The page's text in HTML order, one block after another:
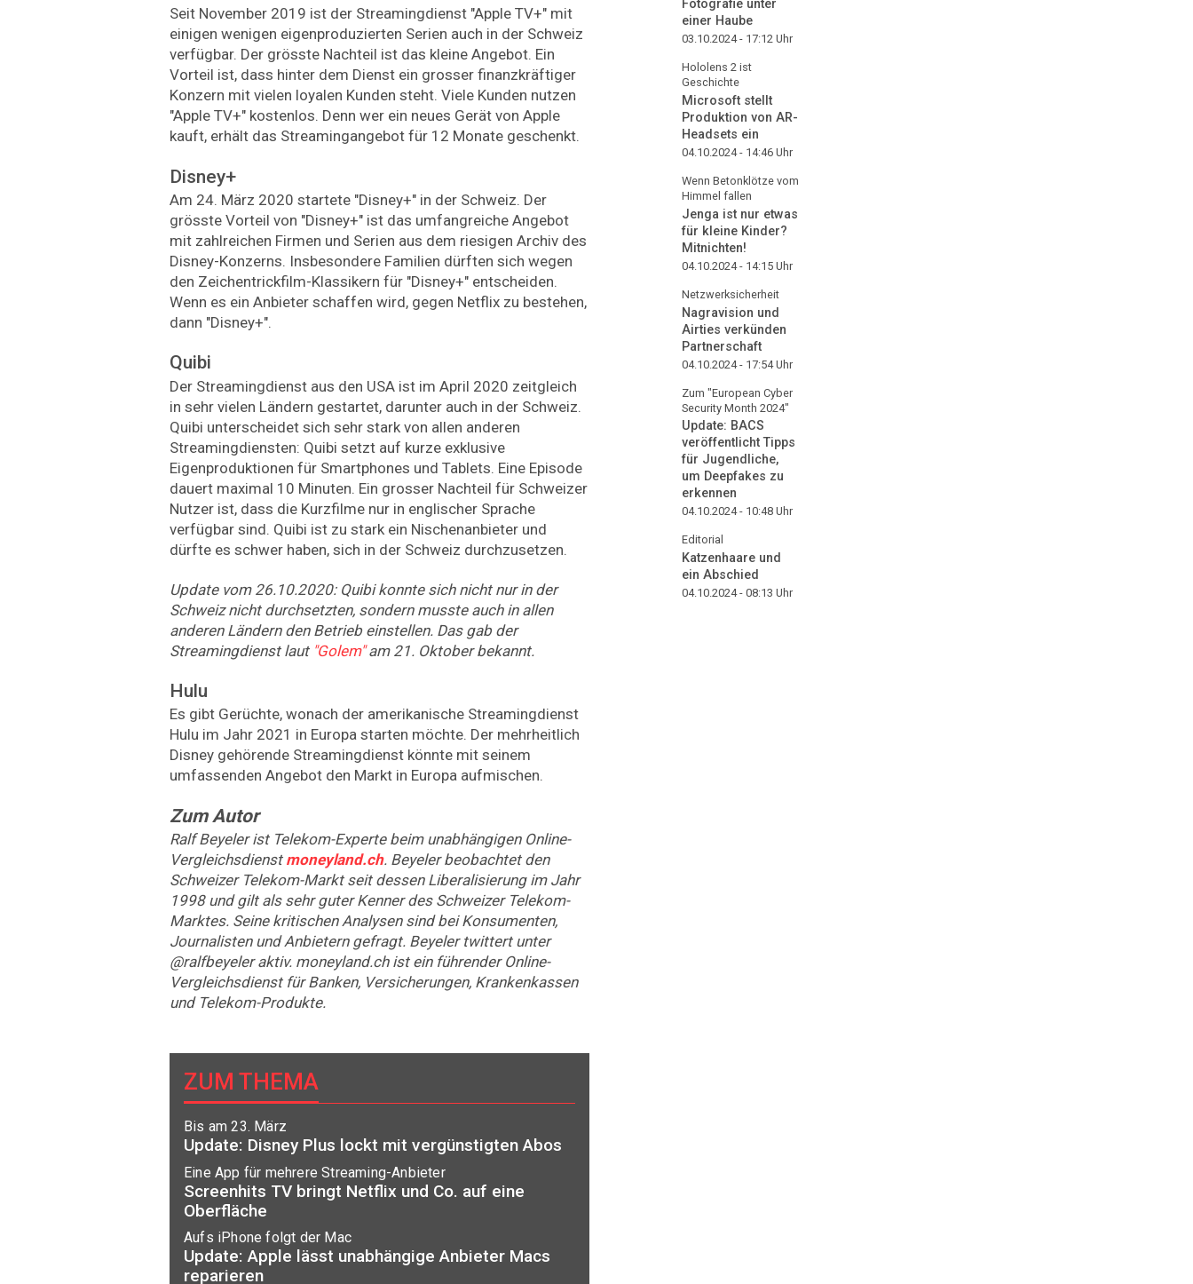
Seit November 2019 ist der Streamingdienst "Apple TV+" mit
einigen wenigen eigenproduzierten Serien auch in der Schweiz
verfügbar. Der grösste Nachteil ist das kleine Angebot. Ein
Vorteil ist, dass hinter dem Dienst ein grosser finanzkräftiger
Konzern mit vielen loyalen Kunden steht. Viele Kunden nutzen
"Apple TV+" kostenlos. Denn wer ein neues Gerät von Apple
kauft, erhält das Streamingangebot für 12 Monate geschenkt.
Disney+
Am 24. März 2020 startete "Disney+" in der Schweiz. Der
grösste Vorteil von "Disney+" ist das umfangreiche Angebot
mit zahlreichen Firmen und Serien aus dem riesigen Archiv des
Disney-Konzerns. Insbesondere Familien dürften sich wegen
den Zeichentrickfilm-Klassikern für "Disney+" entscheiden.
Wenn es ein Anbieter schaffen wird, gegen Netflix zu bestehen,
dann "Disney+".
Quibi
Der Streamingdienst aus den USA ist im April 2020 zeitgleich
in sehr vielen Ländern gestartet, darunter auch in der Schweiz.
Quibi unterscheidet sich sehr stark von allen anderen
Streamingdiensten: Quibi setzt auf kurze exklusive
Eigenproduktionen für Smartphones und Tablets. Eine Episode
dauert maximal 10 Minuten. Ein grosser Nachteil für Schweizer
Nutzer ist, dass die Kurzfilme nur in englischer Sprache
verfügbar sind. Quibi ist zu stark ein Nischenanbieter und
dürfte es schwer haben, sich in der Schweiz durchzusetzen.
Update vom 26.10.2020: Quibi konnte sich nicht nur in der
Schweiz nicht durchsetzten, sondern musste auch in allen
anderen Ländern den Betrieb einstellen. Das gab der
Streamingdienst laut "Golem"am 21. Oktober bekannt.
Hulu
Es gibt Gerüchte, wonach der amerikanische Streamingdienst
Hulu im Jahr 2021 in Europa starten möchte. Der mehrheitlich
Disney gehörende Streamingdienst könnte mit seinem
umfassenden Angebot den Markt in Europa aufmischen.
Zum Autor
Ralf Beyeler ist Telekom-Experte beim unabhängigen Online-
Vergleichsdienst moneyland.ch. Beyeler beobachtet den
Schweizer Telekom-Markt seit dessen Liberalisierung im Jahr
1998 und gilt als sehr guter Kenner des Schweizer Telekom-
Marktes. Seine kritischen Analysen sind bei Konsumenten,
Journalisten und Anbietern gefragt. Beyeler twittert unter
@ralfbeyeler aktiv. moneyland.ch ist ein führender Online-
Vergleichsdienst für Banken, Versicherungen, Krankenkassen
und Telekom-Produkte.
ZUM THEMA
Bis am 23. März
Update: Disney Plus lockt mit vergünstigten Abos
Eine App für mehrere Streaming-Anbieter
Screenhits TV bringt Netflix und Co. auf eine
Oberfläche
Aufs iPhone folgt der Mac
Update: Apple lässt unabhängige Anbieter Macs
reparieren
Fotografie unter
einer Haube
03.10.2024 - 17:12 Uhr
Hololens 2 ist
Geschichte
Microsoft stellt
Produktion von AR-
Headsets ein
04.10.2024 - 14:46 Uhr
Wenn Betonklötze vom
Himmel fallen
Jenga ist nur etwas
für kleine Kinder?
Mitnichten!
04.10.2024 - 14:15 Uhr
Netzwerksicherheit
Nagravision und
Airties verkünden
Partnerschaft
04.10.2024 - 17:54Uhr
Zum "European Cyber
Security Month 2024"
Update: BACS
veröffentlicht Tipps
für Jugendliche,
um Deepfakes zu
erkennen
04.10.2024 - 10:48 Uhr
Editorial
Katzenhaare und
ein Abschied
04.10.2024 - 08:13 Uhr